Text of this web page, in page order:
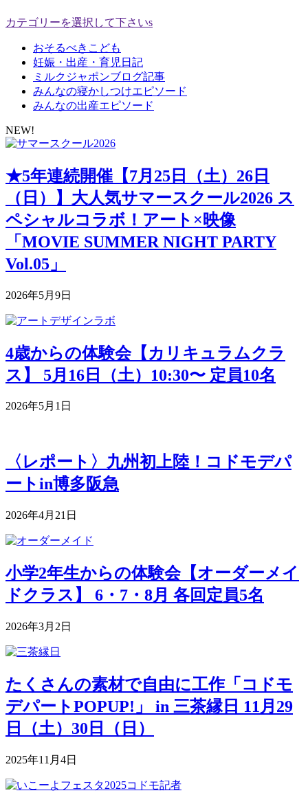
カテゴリーを選択して下さいs
おそるべきこども
妊娠・出産・育児日記
ミルクジャポンブログ記事
みんなの寝かしつけエピソード
みんなの出産エピソード
NEW!
★5年連続開催【7月25日（土）26日
（日）】大人気サマースクール2026 ス
ペシャルコラボ！アート×映像
「MOVIE SUMMER NIGHT PARTY
Vol.05」
2026年5月9日
4歳からの体験会【カリキュラムクラ
ス】 5月16日（土）10:30〜 定員10名
2026年5月1日
〈レポート〉九州初上陸！コドモデパ
ートin博多阪急
2026年4月21日
小学2年生からの体験会【オーダーメイ
ドクラス】 6・7・8月 各回定員5名
2026年3月2日
たくさんの素材で自由に工作「コドモ
デパートPOPUP!」 in 三茶縁日 11月29
日（土）30日（日）
2025年11月4日